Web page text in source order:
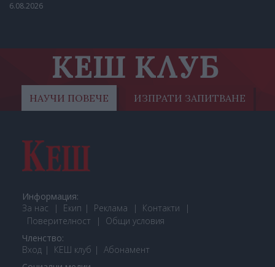
6.08.2026
КЕШ КЛУБ
НАУЧИ ПОВЕЧЕ ИЗПРАТИ ЗАПИТВАНЕ
Информация:
За нас
Екип Реклама
Контакти
Поверителност
Общи условия
Членство:
Вход
КЕШ клуб Абонамент